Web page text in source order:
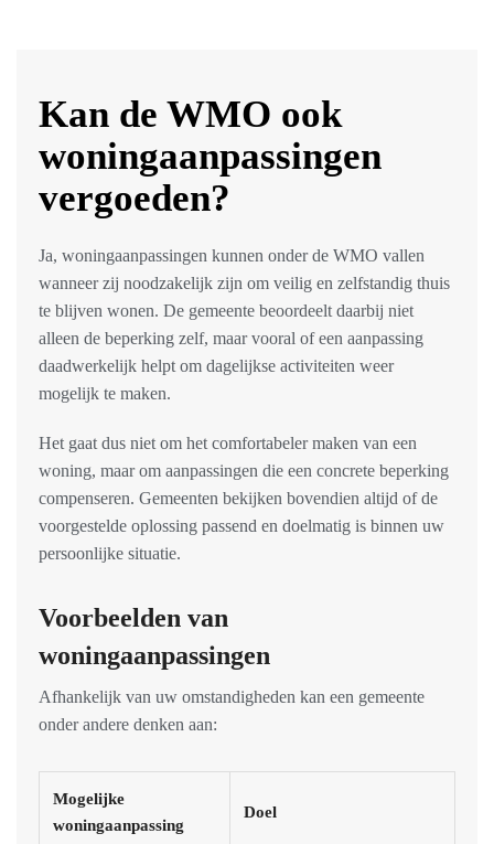
Kan de WMO ook
woningaanpassingen
vergoeden?
Ja, woningaanpassingen kunnen onder de WMO vallen
wanneer zij noodzakelijk zijn om veilig en zelfstandig thuis
te blijven wonen. De gemeente beoordeelt daarbij niet
alleen de beperking zelf, maar vooral of een aanpassing
daadwerkelijk helpt om dagelijkse activiteiten weer
mogelijk te maken.
Het gaat dus niet om het comfortabeler maken van een
woning, maar om aanpassingen die een concrete beperking
compenseren. Gemeenten bekijken bovendien altijd of de
voorgestelde oplossing passend en doelmatig is binnen uw
persoonlijke situatie.
Voorbeelden van
woningaanpassingen
Afhankelijk van uw omstandigheden kan een gemeente
onder andere denken aan:
Mogelijke
woningaanpassing
Doel